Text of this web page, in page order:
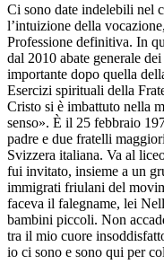
Ci sono date indelebili nel
l’intuizione della
Professione definitiva. In
dal 2010 abate generale
importante dopo quella
Esercizi spirituali della
Cristo si è imbattuto nella
senso». È il 25 febbraio
padre e due fratelli
Svizzera italiana. Va al
fui invitato, insieme a un
immigrati friulani del
faceva il falegname, lei
bambini piccoli. Non
tra il mio cuore
io ci sono e sono qui per